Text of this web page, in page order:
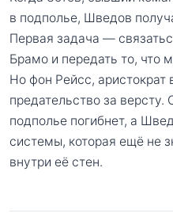
в подполье, Шведов
Первая задача —
Брамо и передать то, что
Но фон Рейсс,
предательство за
подполье погибнет, а
системы, которая ещё не
внутри её стен.